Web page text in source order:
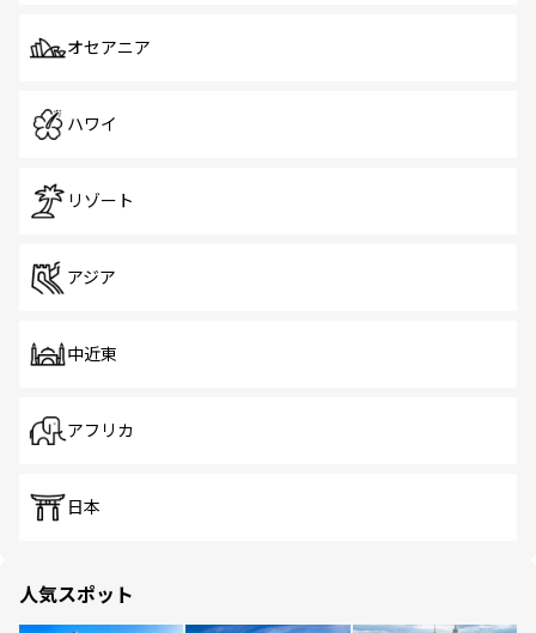
オセアニア
ハワイ
リゾート
アジア
中近東
アフリカ
日本
人気スポット